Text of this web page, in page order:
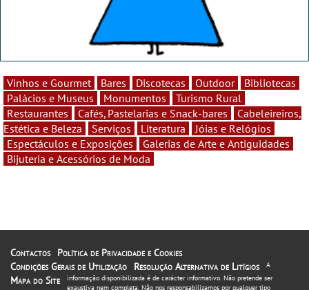
Vinhos e Gourmet Bares Discotecas Outdoor
Bibliotecas
Palácios e Museus
Monumentos
Turismo Rural
Restaurantes
Cafés, Pastelarias e Snack-bares
Cabeleireiros,
Estética e Beleza
Serviços Literatura
Jóias e Relógios
Espectáculos e Exposições
Galerias de Arte e Antiguidades
Bijuteria e Acessórios de Moda
Contactos
Política de Privacidade e Cookies
Condições Gerais de Utilização
Resolução Alternativa de Litígios
Mapa do Site
A
informação disponibilizada é de carácter informativo. Não pretende ser
exaustiva nem completa. Não nos responsabilizamos por qualquer tipo